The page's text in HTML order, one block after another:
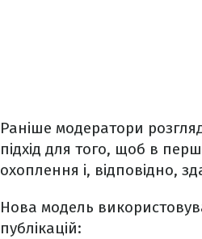
Раніше модератори
підхід для того, щоб в
охоплення і, відповідно,
Нова модель
публікацій: